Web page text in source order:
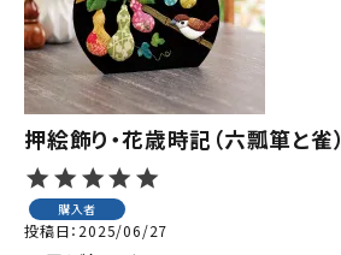
押絵飾り・花歳時記（六瓢箪と雀）
購入者
投稿日 2025/06/27